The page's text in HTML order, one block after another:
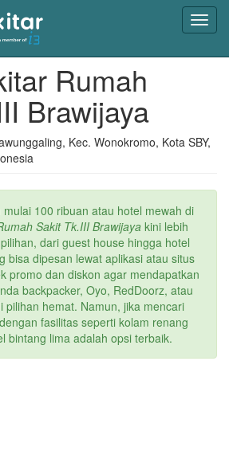
Rumah
Brawijaya
Kec. Wonokromo, Kota SBY,
100 ribuan atau hotel mewah di
Sakit Tk.III Brawijaya kini lebih
dari guest house hingga hotel
bisa dipesan lewat aplikasi atau situs
promo dan diskon agar mendapatkan
backpacker, Oyo, RedDoorz, atau
pilihan hemat. Namun, jika mencari
fasilitas seperti kolam renang
bintang lima adalah opsi terbaik.